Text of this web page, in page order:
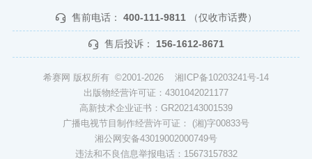
售前电话： 400-111-9811 （仅收市话费）
售后投诉： 156-1612-8671
希赛网 版权所有 ©2001-2026 湘ICP备10203241号-14
出版物经营许可证：4301042021177
高新技术企业证书：GR202143001539
广播电视节目制作经营许可证： (湘)字00833号
湘公网安备43019002000749号
违法和不良信息举报电话：15673157832